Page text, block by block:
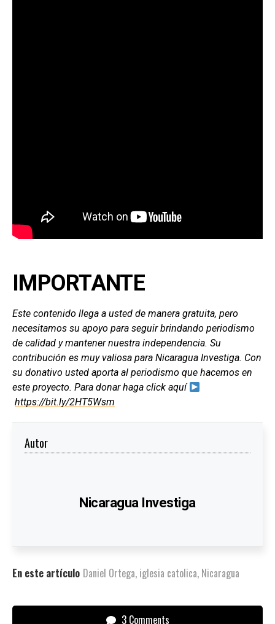
IMPORTANTE
Este contenido llega a usted de manera gratuita, pero
necesitamos su apoyo para seguir brindando periodismo
de calidad y mantener nuestra independencia. Su
contribución es muy valiosa para Nicaragua Investiga. Con
su donativo usted aporta al periodismo que hacemos en
este proyecto. Para donar haga click aquí
https://bit.ly/2HT5Wsm
Autor
Nicaragua Investiga
En este artículo Daniel Ortega, iglesia catolica, Nicaragua
3 Comments